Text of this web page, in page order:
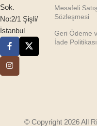
Sok.
No:2/1 Şişli/
İstanbul
Mesafeli Satış
Sözleşmesi
Geri Ödeme
İade Politikası
© Copyright 2026 All